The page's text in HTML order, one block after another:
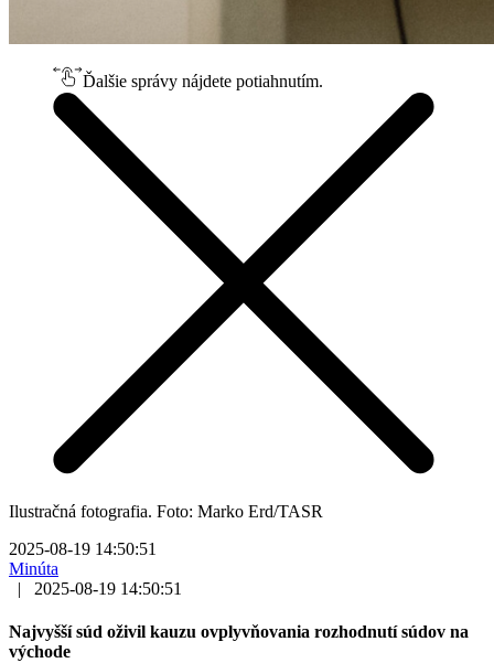
Ďalšie správy nájdete potiahnutím.
Ilustračná fotografia. Foto: Marko Erd/TASR
2025-08-19 14:50:51
Minúta
|
2025-08-19 14:50:51
Najvyšší súd oživil kauzu ovplyvňovania rozhodnutí súdov na
východe